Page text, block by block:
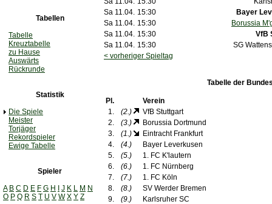
Tabellen
Tabelle
Kreuztabelle
zu Hause
Auswärts
Rückrunde
Statistik
Die Spiele
Meister
Torjäger
Rekordspieler
Ewige Tabelle
Spieler
A B C D E F G H J K L M N
O P Q R S T U V W X Y Z
Sa 11.04. 15:30
Bayer
Sa 11.04. 15:30
Borussia
Sa 11.04. 15:30
VfB
Sa 11.04. 15:30
SG
< vorheriger Spieltag
Tabelle der
Pl.
Verein
1.
(2.)
VfB Stuttgart
2.
(3.)
Borussia Dortmund
3.
(1.)
Eintracht Frankfurt
4.
(4.)
Bayer Leverkusen
5.
(5.)
1. FC K'lautern
6.
(6.)
1. FC Nürnberg
7.
(7.)
1. FC Köln
8.
(8.)
SV Werder Bremen
9.
(9.)
Karlsruher SC